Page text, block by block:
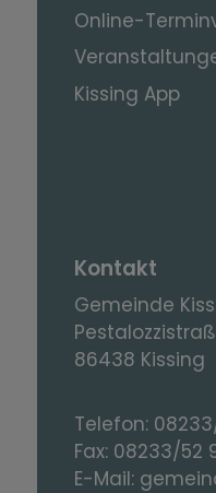
Online-
Kissing App
Kontakt
Gemeinde
86438 Kissing
Telefon:
Fax: 08233/52
E-Mail: